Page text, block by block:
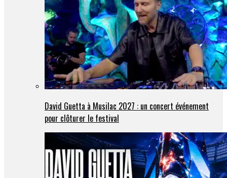
David Guetta à Musilac 2027 : un concert événement
pour clôturer le festival